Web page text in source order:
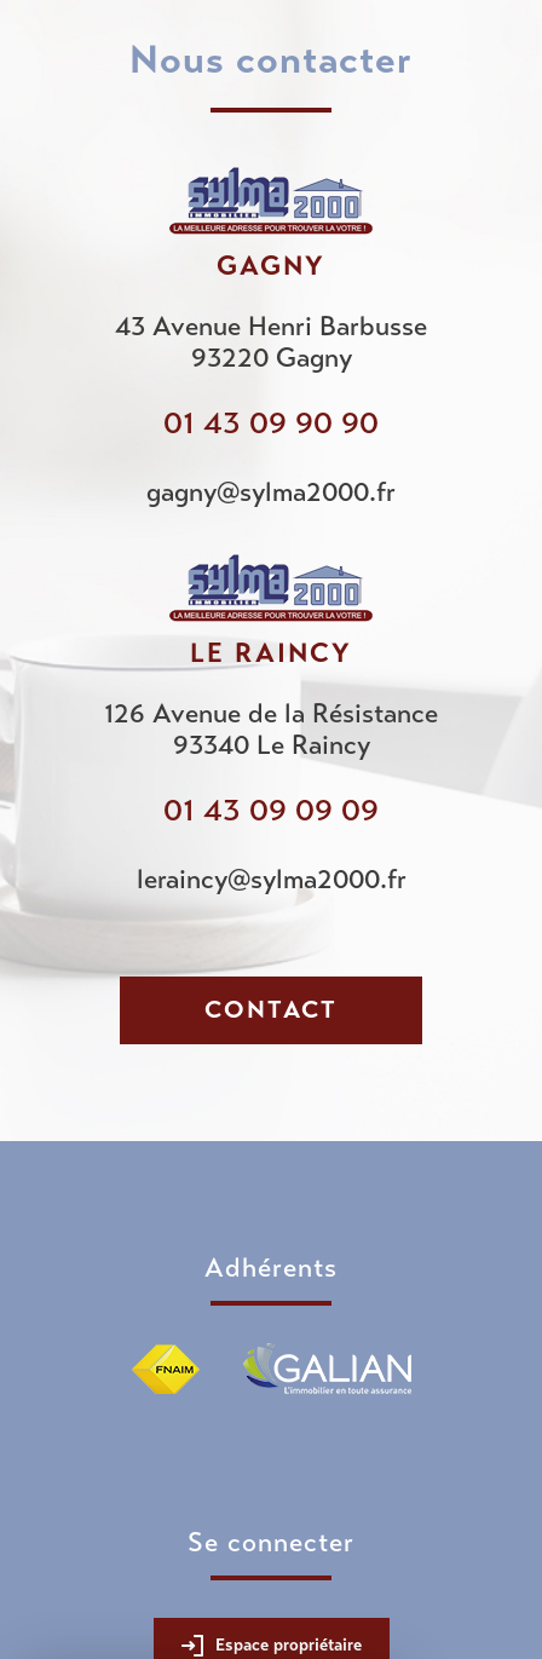
nous contacter
GAGNY
43 Avenue Henri Barbusse
93220 Gagny
01 43 09 90 90
gagny@sylma2000.fr
LE RAINCY
126 Avenue de la Résistance
93340 Le Raincy
01 43 09 09 09
leraincy@sylma2000.fr
CONTACT
adhérents
se connecter
Espace propriétaire